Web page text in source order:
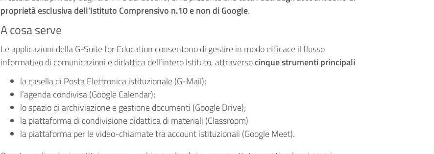
proprietà esclusiva dell’Istituto Comprensivo n.10 e non di Google.
A cosa serve
Le applicazioni della G-Suite for Education consentono di gestire in modo efficace il flusso
informativo di comunicazioni e didattica dell’intero Istituto, attraversocinque strumenti principali
la casella di Posta Elettronica istituzionale (G-Mail);
l’agenda condivisa (Google Calendar);
lo spazio di archiviazione e gestione documenti (Google Drive);
la piattaforma di condivisione didattica di materiali (Classroom)
la piattaforma per le video-chiamate tra account istituzionali (Google Meet).